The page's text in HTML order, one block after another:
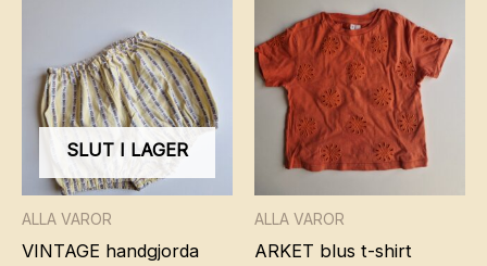
SLUT I LAGER
ALLA VAROR
VINTAGE handgjorda
ALLA VAROR
ARKET blus t-shirt